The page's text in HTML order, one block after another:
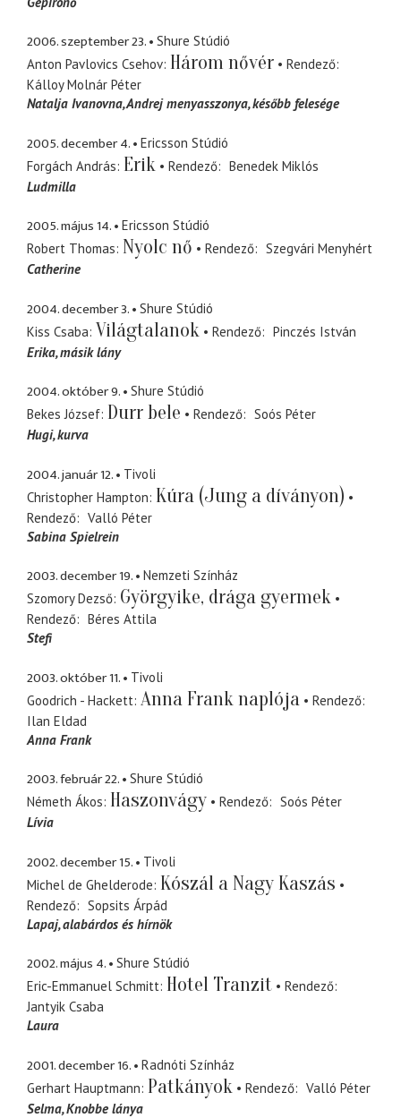
2006. szeptember 23.
Shure Stúdió
Anton Pavlovics Csehov Három nővér
Rendező
Kálloy Molnár Péter
Natalja Ivanovna Andrej menyasszonya, később felesége
2005. december 4.
Ericsson Stúdió
Forgách András Erik Rendező
Benedek Miklós
Ludmilla
2005. május 14.
Ericsson Stúdió
Robert Thomas Nyolc nő Rendező
Szegvári Menyhért
Catherine
2004. december 3.
Shure Stúdió
Kiss Csaba Világtalanok Rendező
Pinczés István
Erika másik lány
2004. október 9.
Shure Stúdió
Bekes József Durr bele Rendező
Soós Péter
Hugi kurva
2004. január 12.
Tivoli
Christopher Hampton Kúra (Jung a díványon)
Rendező
Valló Péter
Sabina Spielrein
2003. december 19.
Nemzeti Színház
Szomory Dezső Györgyike, drága gyermek
Rendező
Béres Attila
Stefi
2003. október 11.
Tivoli
Goodrich - Hackett Anna Frank naplója
Rendező
Ilan Eldad
Anna Frank
2003. február 22.
Shure Stúdió
Németh Ákos Haszonvágy Rendező
Soós Péter
Lívia
2002. december 15.
Tivoli
Michel de Ghelderode Kószál a Nagy Kaszás
Rendező
Sopsits Árpád
Lapaj alabárdos és hírnök
2002. május 4.
Shure Stúdió
Eric-Emmanuel Schmitt Hotel Tranzit
Rendező
Jantyik Csaba
Laura
2001. december 16.
Radnóti Színház
Gerhart Hauptmann Patkányok Rendező
Valló Péter
Selma Knobbe lánya